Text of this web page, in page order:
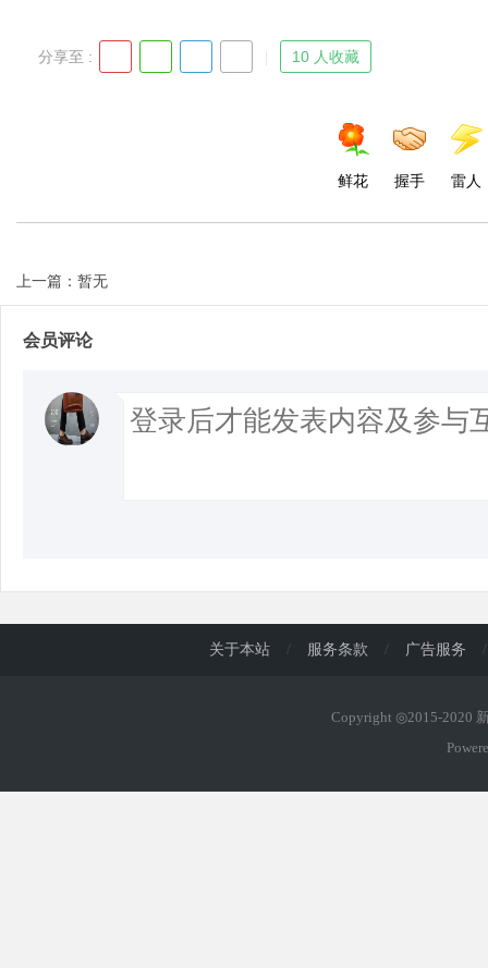
分享至 : 10 人收藏
鲜花 握手 雷人
上一篇：暂无
会员评论
关于本站 / 服务条款 / 广告服务 /
Copyright ◎2015-2020